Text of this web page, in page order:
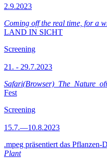
2.9.2023
Coming off the real time, for a
LAND IN SICHT
Screening
21. - 29.7.2023
Fest
Screening
15.7.—10.8.2023
.mpeg präsentiert das Pflanzen-
Plant